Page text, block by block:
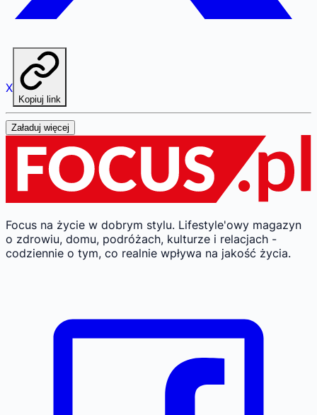
X
Kopiuj link
Załaduj więcej
Focus na życie w dobrym stylu. Lifestyle'owy magazyn
o zdrowiu, domu, podróżach, kulturze i relacjach -
codziennie o tym, co realnie wpływa na jakość życia.